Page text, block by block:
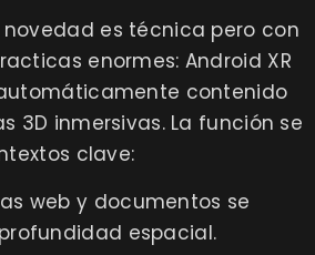
es técnica pero con
enormes: Android XR
contenido
3D inmersivas. La función se
clave:
web y documentos se
espacial.